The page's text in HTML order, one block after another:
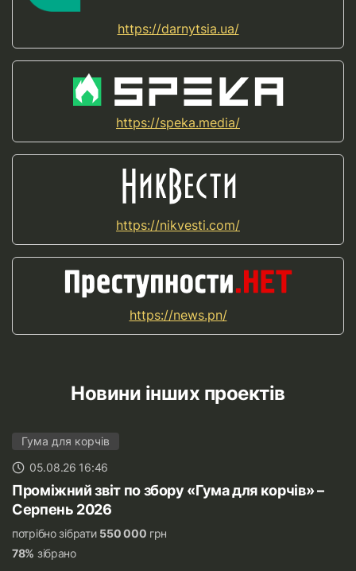
https://darnytsia.ua/
https://speka.media/
https://nikvesti.com/
https://news.pn/
Новини інших проектів
Гума для корчів
05.08.26 16:46
Проміжний звіт по збору «Гума для корчів» –
Серпень 2026
потрібно зібрати 550 000 грн
78% зібрано